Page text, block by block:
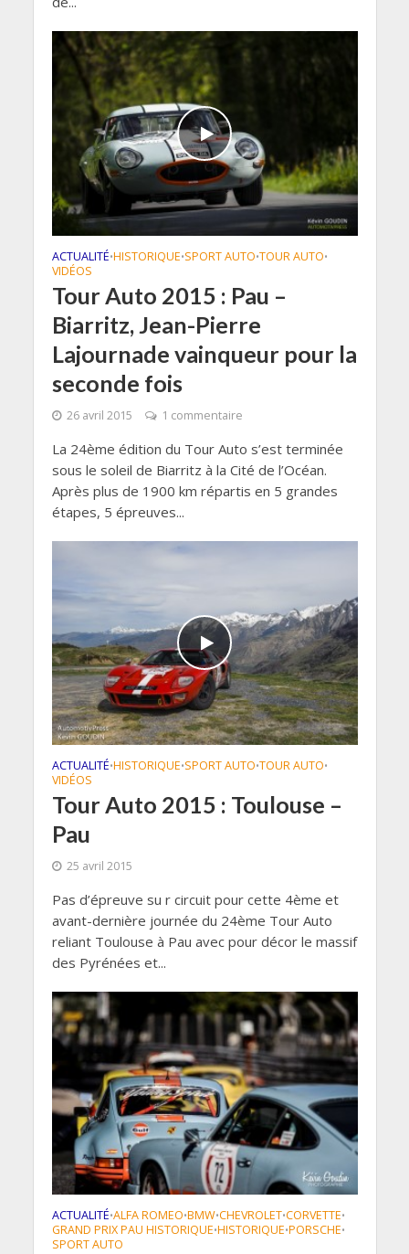
ACTUALITÉ•HISTORIQUE•SPORT AUTO•TOUR AUTO•
VIDÉOS
Tour Auto 2015 : Pau –
Biarritz, Jean-Pierre
Lajournade vainqueur pour la
seconde fois
26 avril 2015 1 commentaire
La 24ème édition du Tour Auto s’est terminée
sous le soleil de Biarritz à la Cité de l’Océan.
Après plus de 1900 km répartis en 5 grandes
étapes, 5 épreuves...
ACTUALITÉ•HISTORIQUE•SPORT AUTO•TOUR AUTO•
VIDÉOS
Tour Auto 2015 : Toulouse –
Pau
25 avril 2015
Pas d’épreuve su r circuit pour cette 4ème et
avant-dernière journée du 24ème Tour Auto
reliant Toulouse à Pau avec pour décor le massif
des Pyrénées et...
ACTUALITÉ•ALFA ROMEO•BMW•CHEVROLET•CORVETTE•
GRAND PRIX PAU HISTORIQUE•HISTORIQUE•PORSCHE•
SPORT AUTO